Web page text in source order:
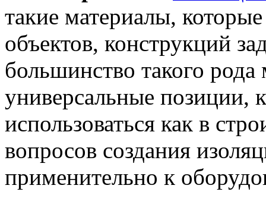
такие материалы,
объектов, конструкций
большинство такого рода
универсальные позиции,
использоваться как в
вопросов создания
применительно к